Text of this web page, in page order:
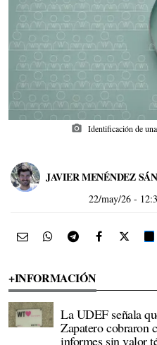
photo_camera Identificación de
JAVIER MENÉNDEZ
22/may/26 -
+INFORMACIÓN
La UDEF señala
Zapatero cobraron
informes sin valor